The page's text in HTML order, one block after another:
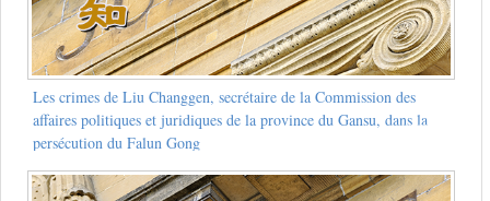
Les crimes de Liu Changgen, secrétaire de la Commission des
affaires politiques et juridiques de la province du Gansu, dans la
persécution du Falun Gong